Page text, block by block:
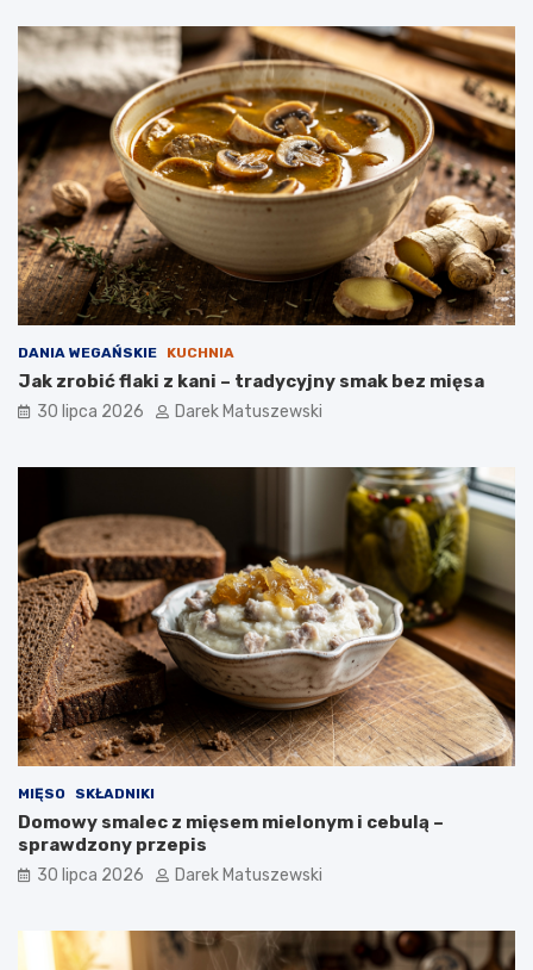
DANIA WEGAŃSKIE KUCHNIA
Jak zrobić flaki z kani – tradycyjny smak bez mięsa
30 lipca 2026 Darek Matuszewski
MIĘSO SKŁADNIKI
Domowy smalec z mięsem mielonym i cebulą –
sprawdzony przepis
30 lipca 2026 Darek Matuszewski